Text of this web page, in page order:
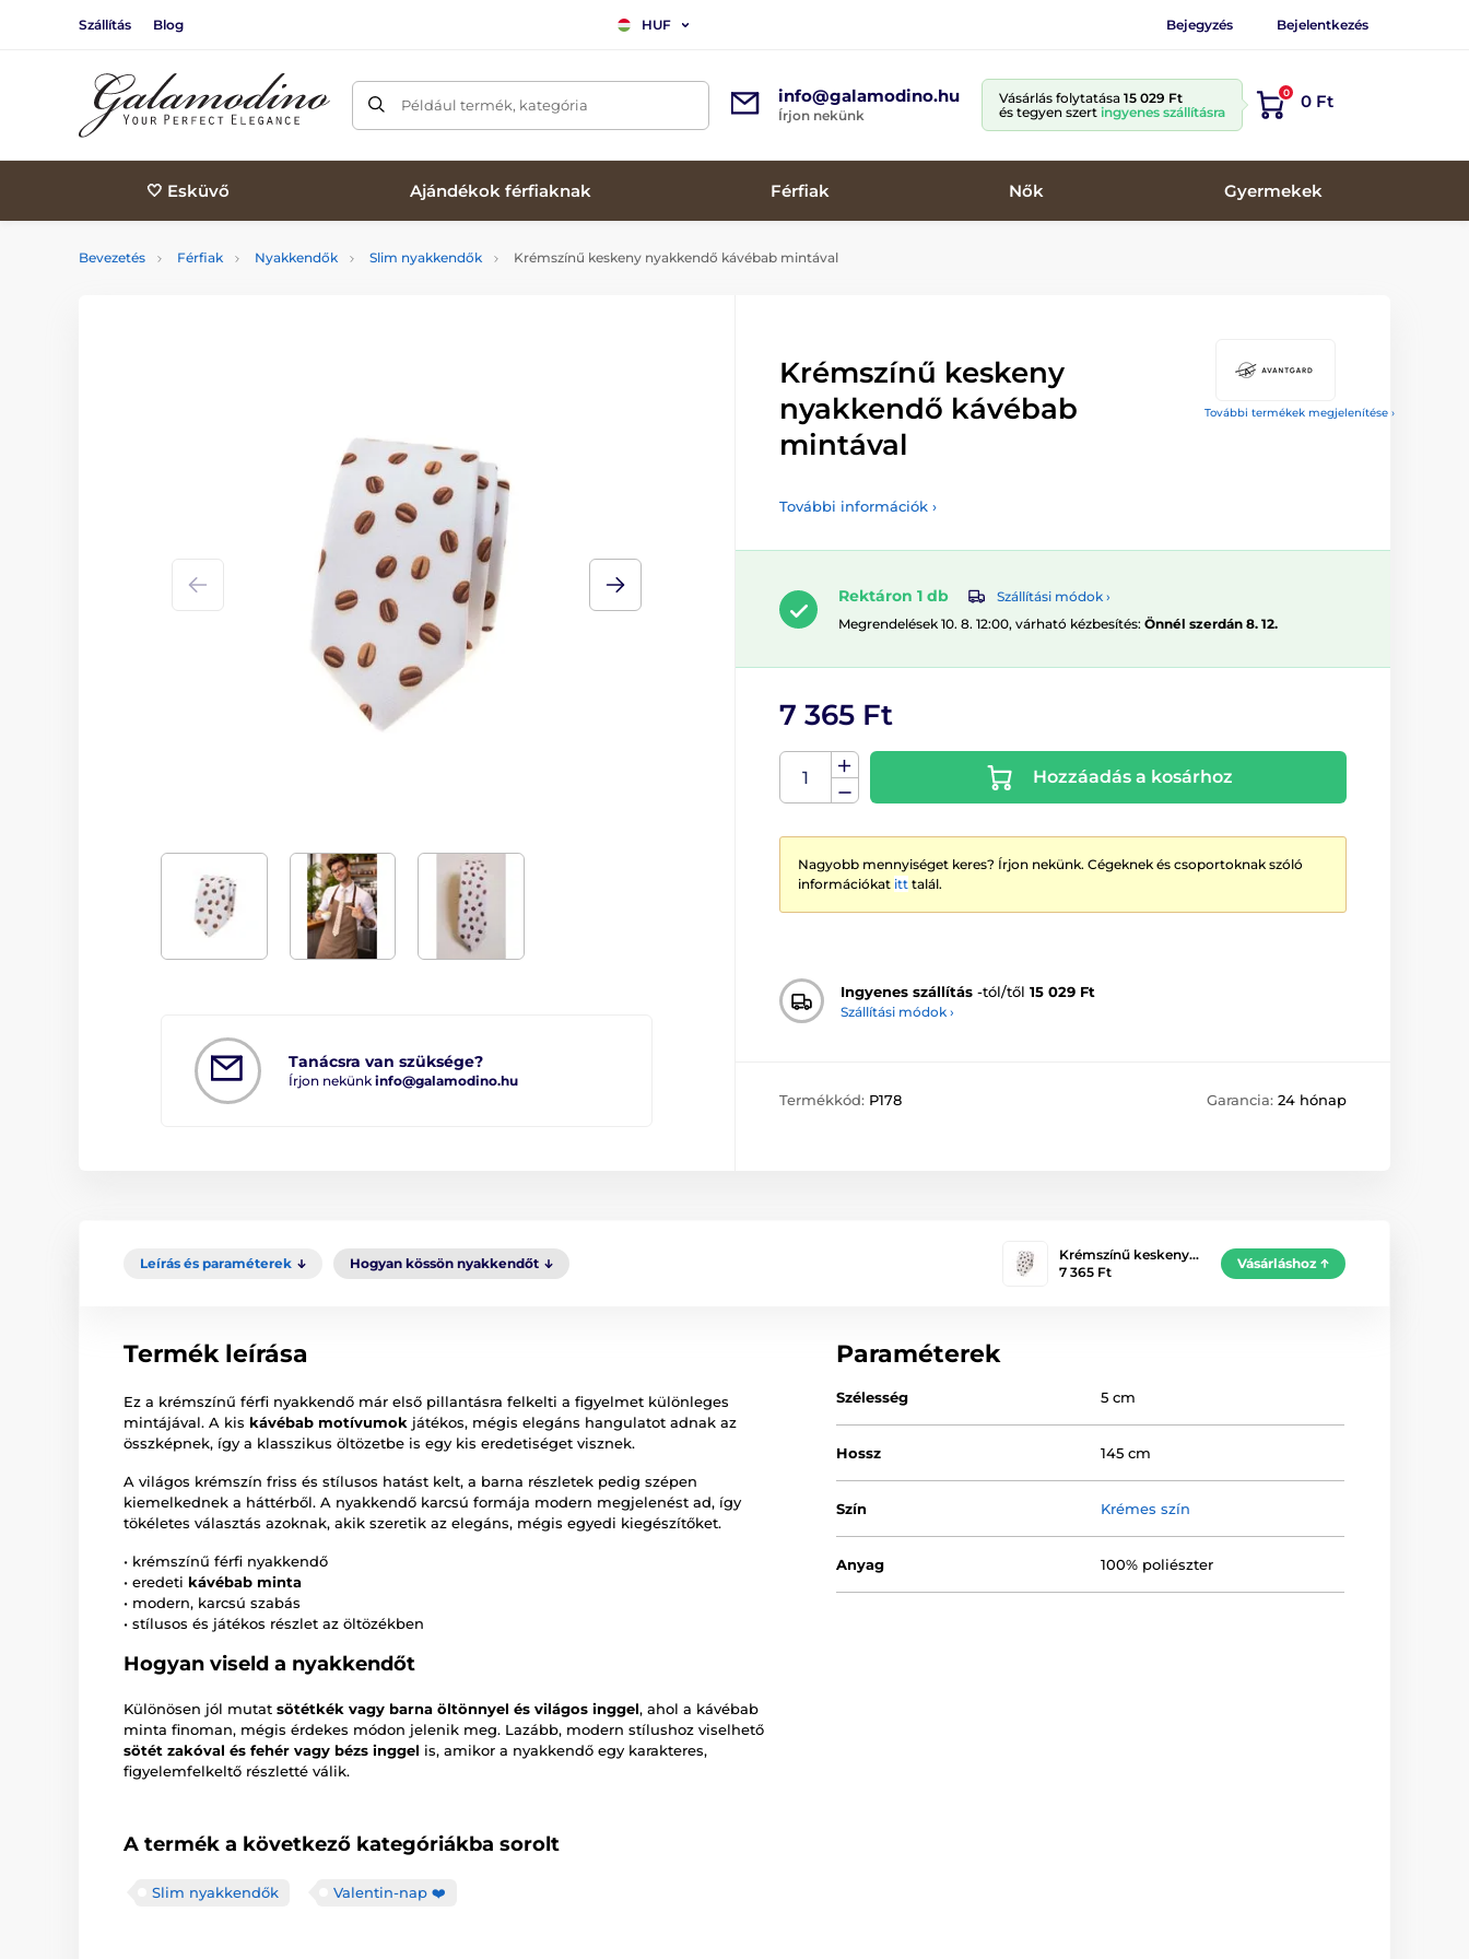
Szállítás Blog HUF Bejegyzés Bejelentkezés
Például termék, kategória info@galamodino.hu
Írjon nekünk
Vásárlás folytatása 15 029 Ft
és tegyen szert ingyenes szállításra
0 0 Ft
🤍 Esküvő Ajándékok férfiaknak Férfiak Nők Gyermekek
Bevezetés Férfiak Nyakkendők Slim nyakkendők Krémszínű keskeny nyakkendő kávébab mintával
További termékek megjelenítése ›
Tanácsra van szüksége?
Írjon nekünk info@galamodino.hu
Krémszínű keskeny
nyakkendő kávébab
mintával
További információk ›
Rektáron 1 db
Szállítási módok ›
Megrendelések 10. 8. 12:00, várható kézbesítés: Önnél szerdán 8. 12.
7 365 Ft
Hozzáadás a kosárhoz
Nagyobb mennyiséget keres? Írjon nekünk. Cégeknek és csoportoknak szóló
információkat itt talál.
Ingyenes szállítás -tól/től 15 029 Ft
Szállítási módok ›
Termékkód: P178 Garancia: 24 hónap
Leírás és paraméterek Hogyan kössön nyakkendőt
Krémszínű keskeny…
7 365 Ft
Vásárláshoz
Termék leírása
Ez a krémszínű férfi nyakkendő már első pillantásra felkelti a figyelmet különleges
mintájával. A kis kávébab motívumok játékos, mégis elegáns hangulatot adnak az
összképnek, így a klasszikus öltözetbe is egy kis eredetiséget visznek.
A világos krémszín friss és stílusos hatást kelt, a barna részletek pedig szépen
kiemelkednek a háttérből. A nyakkendő karcsú formája modern megjelenést ad, így
tökéletes választás azoknak, akik szeretik az elegáns, mégis egyedi kiegészítőket.
• krémszínű férfi nyakkendő
• eredeti kávébab minta
• modern, karcsú szabás
• stílusos és játékos részlet az öltözékben
Hogyan viseld a nyakkendőt
Különösen jól mutat sötétkék vagy barna öltönnyel és világos inggel, ahol a kávébab
minta finoman, mégis érdekes módon jelenik meg. Lazább, modern stílushoz viselhető
sötét zakóval és fehér vagy bézs inggel is, amikor a nyakkendő egy karakteres,
figyelemfelkeltő részletté válik.
A termék a következő kategóriákba sorolt
Slim nyakkendők Valentin-nap ❤️
Paraméterek
Szélesség 5 cm
Hossz 145 cm
Szín Krémes szín
Anyag 100% poliészter